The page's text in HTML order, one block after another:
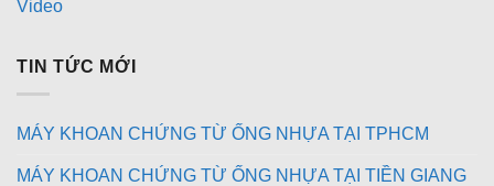
Video
TIN TỨC MỚI
MÁY KHOAN CHỨNG TỪ ỐNG NHỰA TẠI TPHCM
MÁY KHOAN CHỨNG TỪ ỐNG NHỰA TẠI TIỀN GIANG